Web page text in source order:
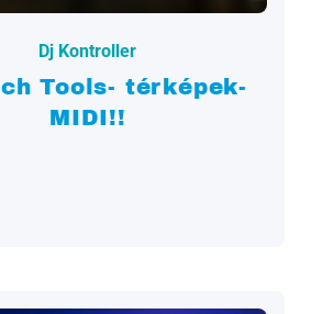
Dj Kontroller
Tools- térképek-
MIDI!!